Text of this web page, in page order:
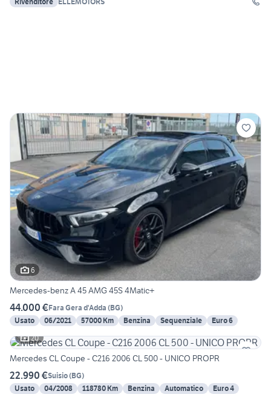
6
Mercedes-benz A 45 AMG 45S 4Matic+
44.000 €Fara Gera d'Adda (BG)
Usato
06/2021 57000 Km Benzina Sequenziale
Euro 6
20
Mercedes CL Coupe - C216 2006 CL 500 - UNICO PROPR
22.990 €Suisio(BG)
Usato
04/2008 118780 Km Benzina Automatico
Euro 4